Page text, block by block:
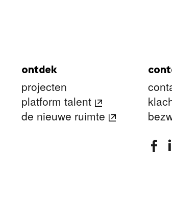
ontdek
projecten
platform talent
de nieuwe ruimte